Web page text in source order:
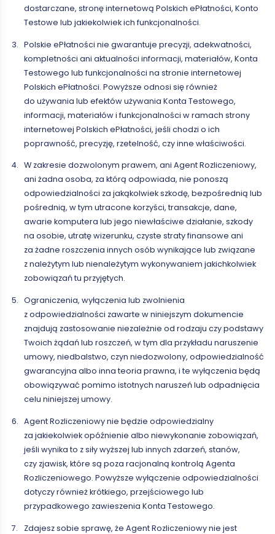
dostarczane, stronę internetową Polskich ePłatności, Konto
Testowe lub jakiekolwiek ich funkcjonalności.
Polskie ePłatności nie gwarantuje precyzji, adekwatności,
kompletności ani aktualności informacji, materiałów, Konta
Testowego lub funkcjonalności na stronie internetowej
Polskich ePłatności. Powyższe odnosi się również
do używania lub efektów używania Konta Testowego,
informacji, materiałów i funkcjonalności w ramach strony
internetowej Polskich ePłatności, jeśli chodzi o ich
poprawność, precyzję, rzetelność, czy inne właściwości.
W zakresie dozwolonym prawem, ani Agent Rozliczeniowy,
ani żadna osoba, za którą odpowiada, nie ponoszą
odpowiedzialności za jakąkolwiek szkodę, bezpośrednią lub
pośrednią, w tym utracone korzyści, transakcje, dane,
awarie komputera lub jego niewłaściwe działanie, szkody
na osobie, utratę wizerunku, czyste straty finansowe ani
za żadne roszczenia innych osób wynikające lub związane
z należytym lub nienależytym wykonywaniem jakichkolwiek
zobowiązań tu przyjętych.
Ograniczenia, wyłączenia lub zwolnienia
z odpowiedzialności zawarte w niniejszym dokumencie
znajdują zastosowanie niezależnie od rodzaju czy podstawy
Twoich żądań lub roszczeń, w tym dla przykładu naruszenie
umowy, niedbalstwo, czyn niedozwolony, odpowiedzialność
gwarancyjna albo inna teoria prawna, i te wyłączenia będą
obowiązywać pomimo istotnych naruszeń lub odpadnięcia
celu niniejszej umowy.
Agent Rozliczeniowy nie będzie odpowiedzialny
za jakiekolwiek opóźnienie albo niewykonanie zobowiązań,
jeśli wynika to z siły wyższej lub innych zdarzeń, stanów,
czy zjawisk, które są poza racjonalną kontrolą Agenta
Rozliczeniowego. Powyższe wyłączenie odpowiedzialności
dotyczy również krótkiego, przejściowego lub
przypadkowego zawieszenia Konta Testowego.
Zdajesz sobie sprawę, że Agent Rozliczeniowy nie jest